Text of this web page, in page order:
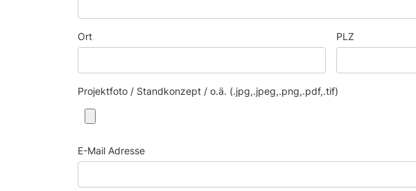
Ort PLZ
Projektfoto / Standkonzept / o.ä. (.jpg,.jpeg,.png,.pdf,.tif)
E-Mail Adresse